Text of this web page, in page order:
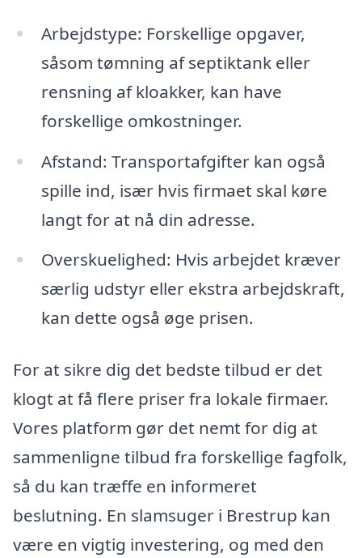
Arbejdstype: Forskellige opgaver,
såsom tømning af septiktank eller
rensning af kloakker, kan have
forskellige omkostninger.
Afstand: Transportafgifter kan også
spille ind, især hvis firmaet skal køre
langt for at nå din adresse.
Overskuelighed: Hvis arbejdet kræver
særlig udstyr eller ekstra arbejdskraft,
kan dette også øge prisen.
For at sikre dig det bedste tilbud er det
klogt at få flere priser fra lokale firmaer.
Vores platform gør det nemt for dig at
sammenligne tilbud fra forskellige fagfolk,
så du kan træffe en informeret
beslutning. En slamsuger i Brestrup kan
være en vigtig investering, og med den